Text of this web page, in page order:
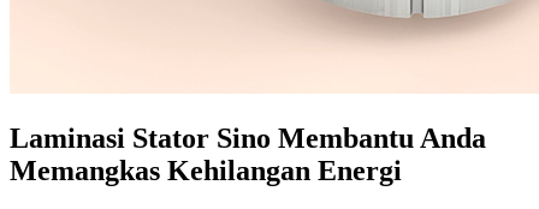
Laminasi Stator Sino Membantu Anda
Memangkas Kehilangan Energi